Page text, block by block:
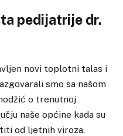
pedijatrije dr.
novi toplotni talas i
smo sa našom
o trenutnoj
naše općine kada su
od ljetnih viroza.